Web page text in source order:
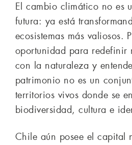
El cambio climático no es
futura: ya está
ecosistemas más valiosos.
oportunidad para redefinir
con la naturaleza y
patrimonio no es un
territorios vivos donde se
biodiversidad, cultura e
Chile aún posee el capital